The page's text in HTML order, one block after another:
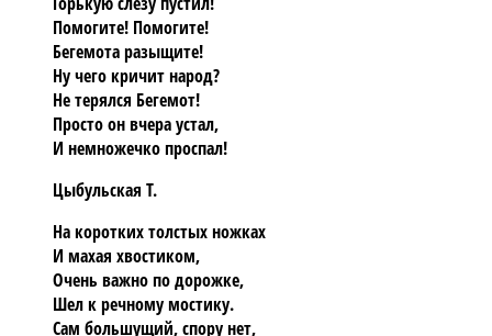
Помогите! Помогите!
Бегемота разыщите!
Ну чего кричит народ?
Не терялся Бегемот!
Просто он вчера устал,
И немножечко проспал!
Цыбульская Т.
На коротких толстых ножках
И махая хвостиком,
Очень важно по дорожке,
Шел к речному мостику.
Сам большущий, спору нет,